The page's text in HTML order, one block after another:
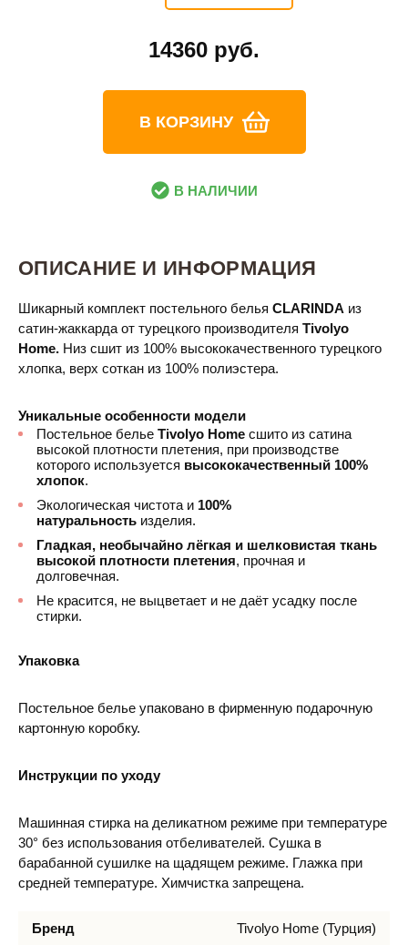
14360 руб.
В КОРЗИНУ
В НАЛИЧИИ
ОПИСАНИЕ И ИНФОРМАЦИЯ
Шикарный комплект постельного белья CLARINDA из
сатин-жаккарда от турецкого производителя Tivolyo
Home. Низ сшит из 100% высококачественного турецкого
хлопка, верх соткан из 100% полиэстера.
Уникальные особенности модели
Постельное белье Tivolyo Home​ сшито из сатина
высокой плотности плетения, при производстве
которого используется высококачественный 100%
хлопок.
Экологическая чистота и 100%
натуральность изделия.
Гладкая, необычайно лёгкая и шелковистая ткань
высокой плотности плетения, прочная и
долговечная.
Не красится, не выцветает и не даёт усадку после
стирки.
Упаковка
Постельное белье упаковано в фирменную подарочную
картонную коробку.
Инструкции по уходу
Машинная стирка на деликатном режиме при температуре
30° без использования отбеливателей. Сушка в
барабанной сушилке на щадящем режиме. Глажка при
средней температуре. Химчистка запрещена.
Бренд Tivolyo Home (Турция)